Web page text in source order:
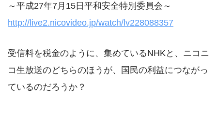
～平成27年7月15日平和安全特別委員会～
http://live2.nicovideo.jp/watch/lv228088357
受信料を税金のように、集めているNHKと、ニコニ
コ生放送のどちらのほうが、国民の利益につながっ
ているのだろうか？